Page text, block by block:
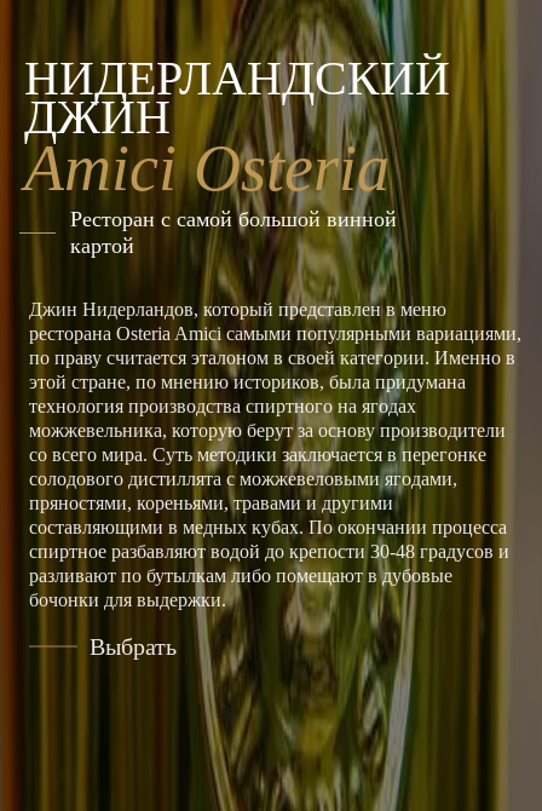
НИДЕРЛАНДСКИЙ
ДЖИН
Amici Osteria
Ресторан с самой большой винной
картой
Джин Нидерландов, который представлен в меню
ресторана Osteria Amici самыми популярными вариациями,
по праву считается эталоном в своей категории. Именно в
этой стране, по мнению историков, была придумана
технология производства спиртного на ягодах
можжевельника, которую берут за основу производители
со всего мира. Суть методики заключается в перегонке
солодового дистиллята с можжевеловыми ягодами,
пряностями, кореньями, травами и другими
составляющими в медных кубах. По окончании процесса
спиртное разбавляют водой до крепости 30-48 градусов и
разливают по бутылкам либо помещают в дубовые
бочонки для выдержки.
Выбрать